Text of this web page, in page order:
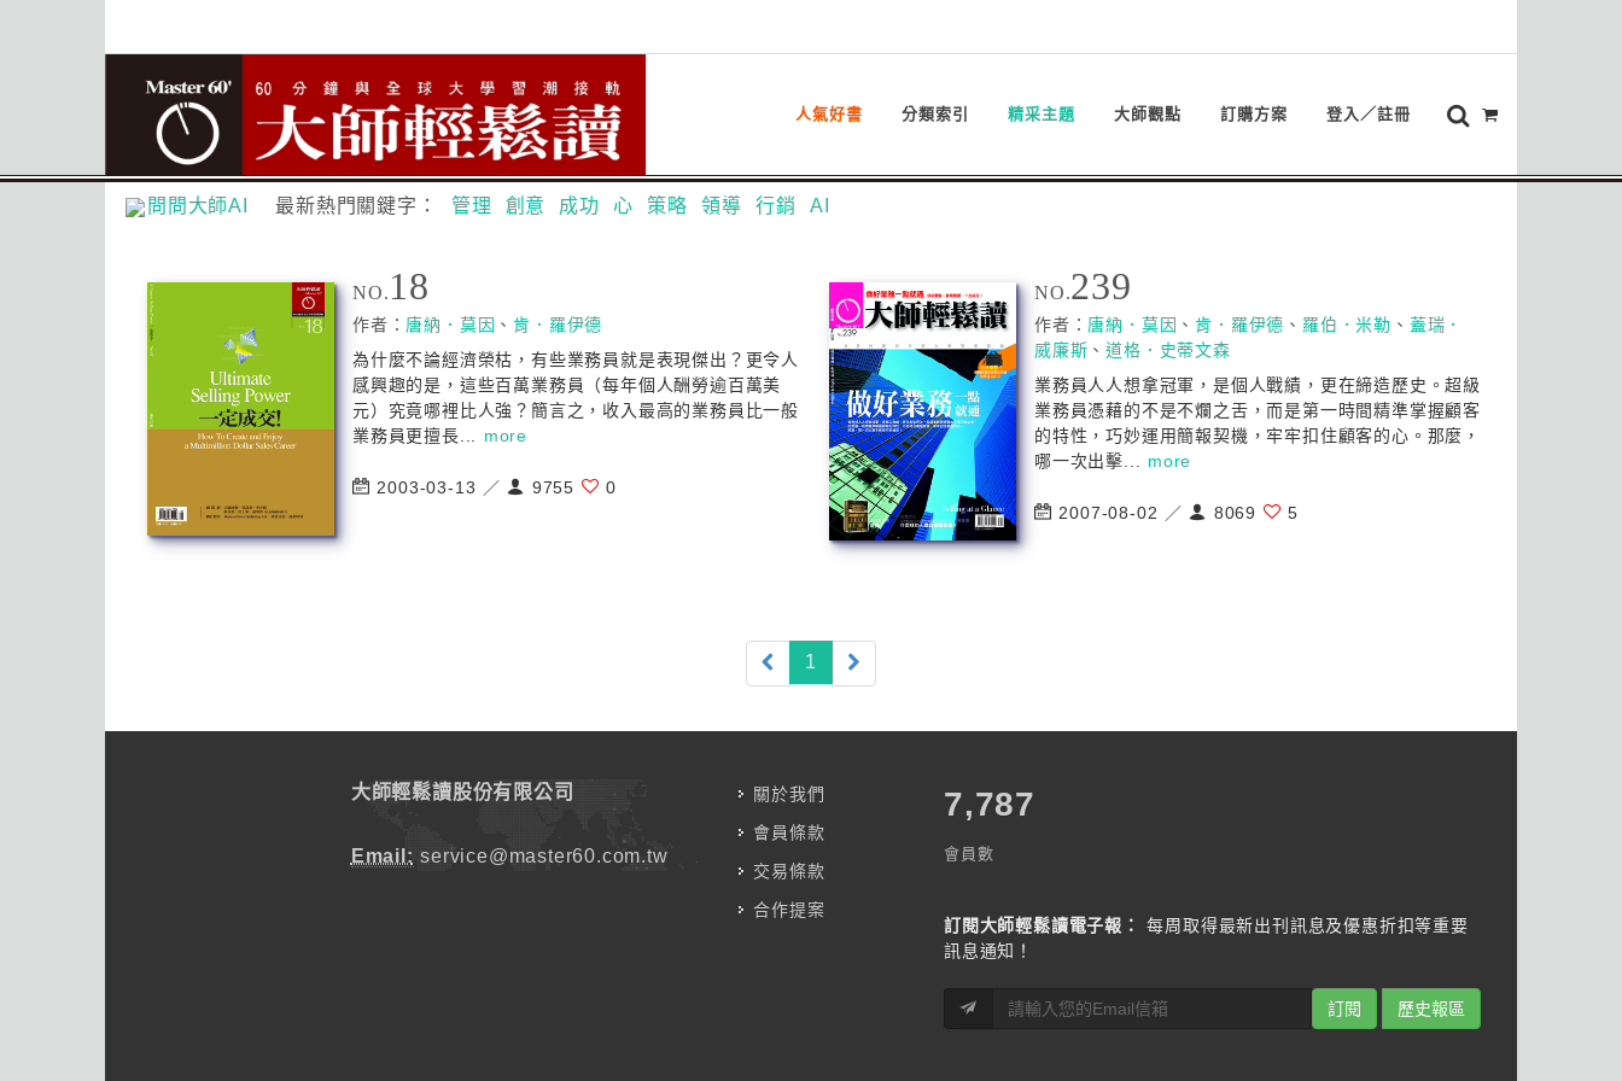
人氣好書 分類索引 精采主題 大師觀點 訂購方案 登入／註冊
問問大師AI 最新熱門關鍵字： 管理 創意 成功 心 策略 領導 行銷 AI
NO. 18
作者： 唐納．莫因 、 肯．羅伊德
為什麼不論經濟榮枯，有些業務員就是表現傑出？更令人
感興趣的是，這些百萬業務員（每年個人酬勞逾百萬美
元）究竟哪裡比人強？簡言之，收入最高的業務員比一般
業務員更擅長... more
2003-03-13 ／ 9755 0
NO.239
作者： 唐納．莫因 、 肯．羅伊德 、 羅伯．米勒 、 蓋瑞．
威廉斯 、道格．史蒂文森
業務員人人想拿冠軍，是個人戰績，更在締造歷史。超級
業務員憑藉的不是不爛之舌，而是第一時間精準掌握顧客
的特性，巧妙運用簡報契機，牢牢扣住顧客的心。那麼，
哪一次出擊... more
2007-08-02 ／ 8069 5
1 (current)
大師輕鬆讀股份有限公司
Email: service@master60.com.tw
關於我們
會員條款
交易條款
合作提案
7,787
會員數
訂閱大師輕鬆讀電子報：
每周取得最新出刊訊息及優惠折扣等重要
訊息通知！
訂閱 歷史報區